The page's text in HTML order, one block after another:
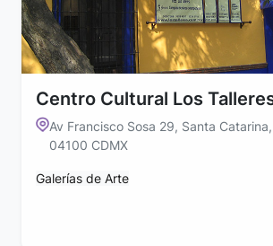
Centro Cultural Los
Av Francisco Sosa 29, Santa
04100 CDMX
Galerías de Arte